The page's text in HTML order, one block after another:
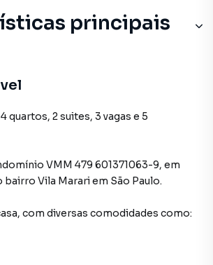
principais
quartos, 2 suites, 3 vagas e 5
VMM 479 601371063-9, em
bairro Vila Marariem São Paulo.
, com diversas comodidades como: